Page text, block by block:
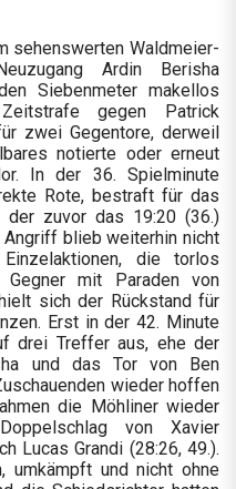
sehenswerten Waldmeier-
Ardin Berisha
Siebenmeter makellos
gegen Patrick
zwei Gegentore, derweil
notierte oder erneut
In der 36. Spielminute
Rote, bestraft für das
der zuvor das 19:20 (36.)
blieb weiterhin nicht
die torlos
mit Paraden von
sich der Rückstand für
Erst in der 42. Minute
drei Treffer aus, ehe der
und das Tor von Ben
wieder hoffen
die Möhliner wieder
von Xavier
Lucas Grandi (28:26, 49.).
umkämpft und nicht ohne